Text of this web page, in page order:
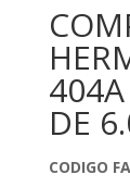
DE
CODIGO